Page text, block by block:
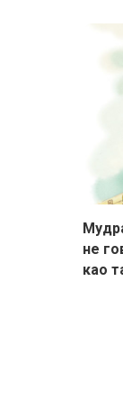
не
као